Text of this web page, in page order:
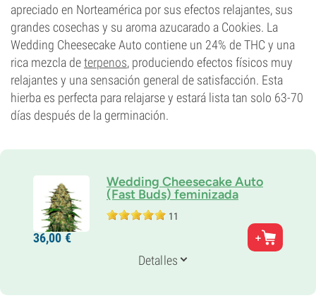
apreciado en Norteamérica por sus efectos relajantes, sus
grandes cosechas y su aroma azucarado a Cookies. La
Wedding Cheesecake Auto contiene un 24% de THC y una
rica mezcla deterpenos, produciendo efectos físicos muy
relajantes y una sensación general de satisfacción. Esta
hierba es perfecta para relajarse y estará lista tan solo 63-70
días después de la germinación.
Wedding Cheesecake Auto
(Fast Buds) feminizada
11
Padres
W. Cheescake
65% Sativa
9-10 semanas de la semilla al cultivo
36,00 €
Detalles